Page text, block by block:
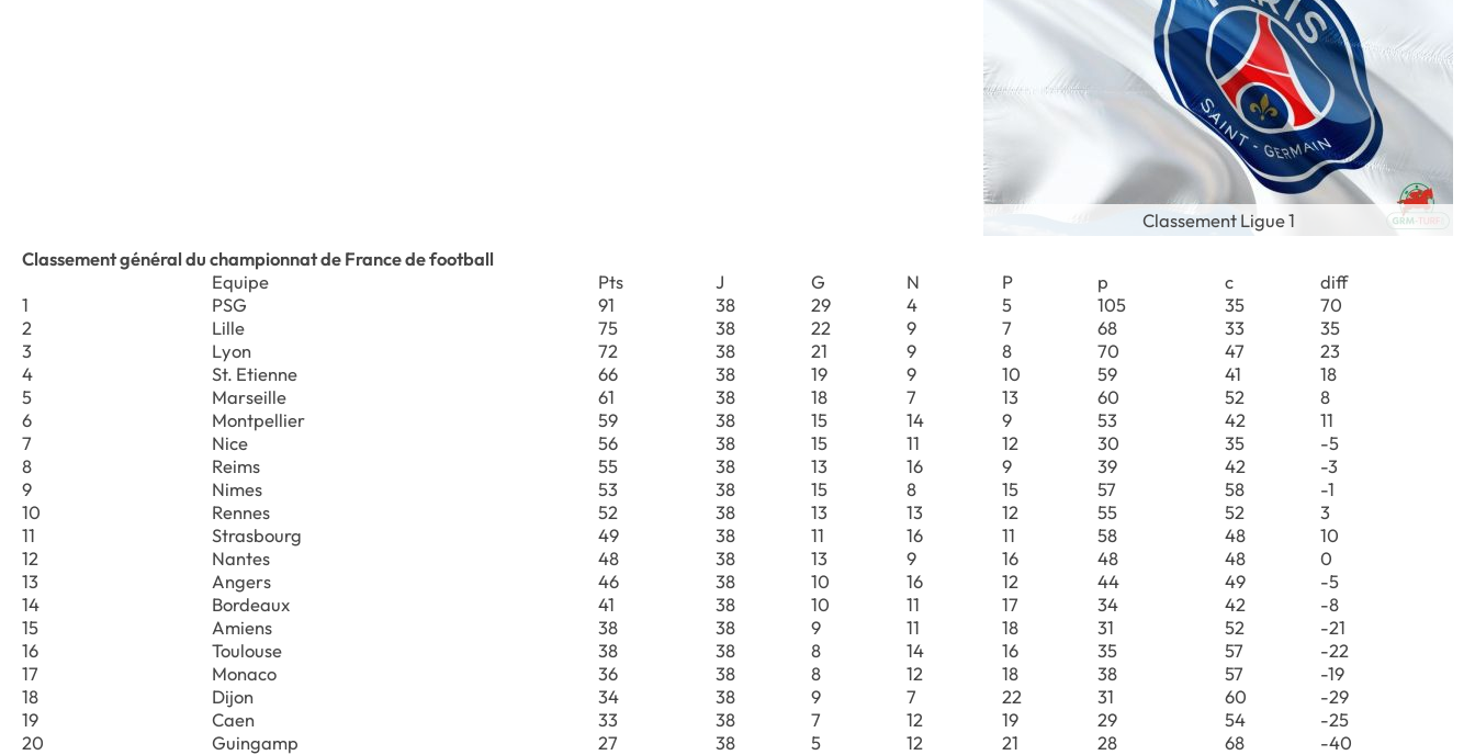
Classement Ligue 1
Classement général du championnat de France de football
Equipe
Pts J G N P p c
diff
1
PSG 91 38 29 4 5 105 35
70
2
Lille 75 38 22 9 7 68 33
35
3
Lyon 72 38 21 9 8 70 47
23
4
St. Etienne 66 38 19 9 10 59 41
18
5
Marseille 61 38 18 7 13 60 52
8
6
Montpellier 59 38 15 14 9 53 42
11
7
Nice 56 38 15 11 12 30 35
-5
8
Reims 55 38 13 16 9 39 42
-3
9
Nimes 53 38 15 8 15 57 58
-1
10
Rennes 52 38 13 13 12 55 52
3
11
Strasbourg 49 38 11 16 11 58 48
10
12
Nantes 48 38 13 9 16 48 48
0
13
Angers 46 38 10 16 12 44 49
-5
14
Bordeaux 41 38 10 11 17 34 42
-8
15
Amiens 38 38 9 11 18 31 52
-21
16
Toulouse 38 38 8 14 16 35 57
-22
17
Monaco 36 38 8 12 18 38 57
-19
18
Dijon 34 38 9 7 22 31 60
-29
19
Caen 33 38 7 12 19 29 54
-25
20
Guingamp 27 38 5 12 21 28 68
-40